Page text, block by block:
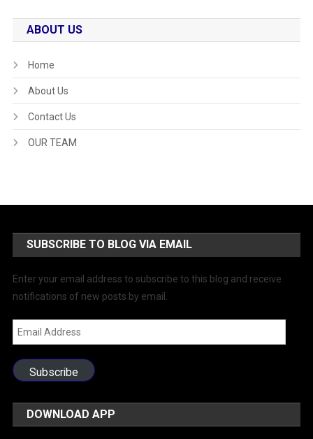
ABOUT US
Home
About Us
Contact Us
OUR TEAM
SUBSCRIBE TO BLOG VIA EMAIL
Enter your email address to subscribe to this blog and receive
notifications of new posts by email.
Email
Address
Subscribe
DOWNLOAD APP